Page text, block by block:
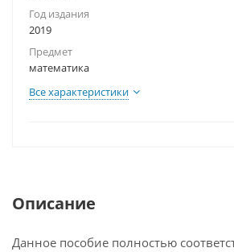
Год издания
2019
Предмет
математика
Все характеристики
Описание
Данное пособие полностью